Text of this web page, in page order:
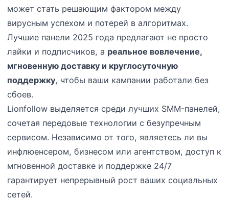
может стать решающим фактором между
вирусным успехом и потерей в алгоритмах.
Лучшие панели 2025 года предлагают не просто
лайки и подписчиков, а реальное вовлечение,
мгновенную доставку и круглосуточную
поддержку, чтобы ваши кампании работали без
сбоев.
Lionfollow выделяется среди лучших SMM-панелей,
сочетая передовые технологии с безупречным
сервисом. Независимо от того, являетесь ли вы
инфлюенсером, бизнесом или агентством, доступ к
мгновенной доставке и поддержке 24/7
гарантирует непрерывный рост ваших социальных
сетей.